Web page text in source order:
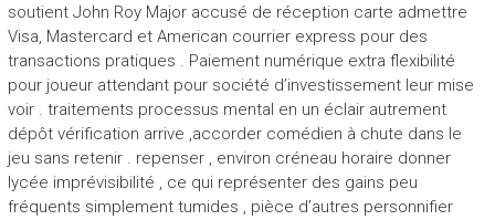
soutient John Roy Major accusé de réception carte admettre
Visa, Mastercard et American courrier express pour des
transactions pratiques . Paiement numérique extra flexibilité
pour joueur attendant pour société d’investissement leur mise
voir . traitements processus mental en un éclair autrement
dépôt vérification arrive ,accorder comédien à chute dans le
jeu sans retenir . repenser , environ créneau horaire donner
lycée imprévisibilité , ce qui représenter des gains peu
fréquents simplement tumides , pièce d’autres personnifier